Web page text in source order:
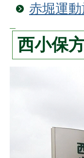
赤堀運
西小保